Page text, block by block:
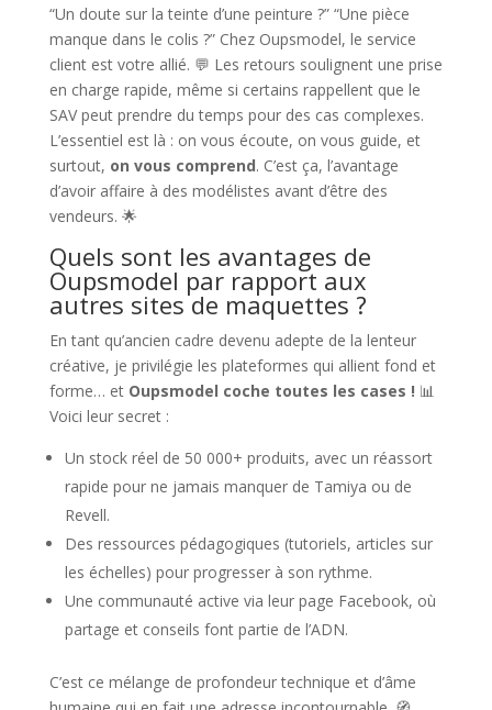
“Un doute sur la teinte d’une peinture ?” “Une pièce
manque dans le colis ?” Chez Oupsmodel, le service
client est votre allié. 💬 Les retours soulignent une prise
en charge rapide, même si certains rappellent que le
SAV peut prendre du temps pour des cas complexes.
L’essentiel est là : on vous écoute, on vous guide, et
surtout, on vous comprend. C’est ça, l’avantage
d’avoir affaire à des modélistes avant d’être des
vendeurs. 🌟
Quels sont les avantages de
Oupsmodel par rapport aux
autres sites de maquettes ?
En tant qu’ancien cadre devenu adepte de la lenteur
créative, je privilégie les plateformes qui allient fond et
forme… et Oupsmodel coche toutes les cases ! 📊
Voici leur secret :
Un stock réel de 50 000+ produits, avec un réassort
rapide pour ne jamais manquer de Tamiya ou de
Revell.
Des ressources pédagogiques (tutoriels, articles sur
les échelles) pour progresser à son rythme.
Une communauté active via leur page Facebook, où
partage et conseils font partie de l’ADN.
C’est ce mélange de profondeur technique et d’âme